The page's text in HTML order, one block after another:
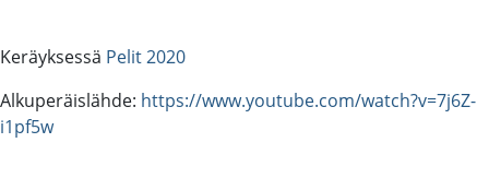
Keräyksessä Pelit 2020
Alkuperäislähde: https://www.youtube.com/watch?v=7j6Z-
i1pf5w